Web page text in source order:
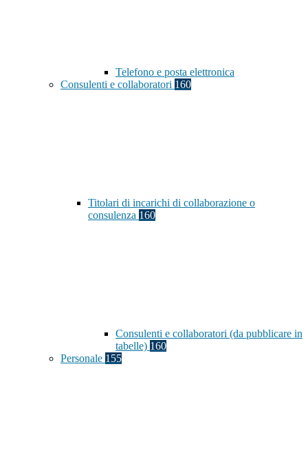
Telefono e posta elettronica
Consulenti e collaboratori 160
Titolari di incarichi di collaborazione o
consulenza 160
Consulenti e collaboratori (da pubblicare in
tabelle) 160
Personale 155